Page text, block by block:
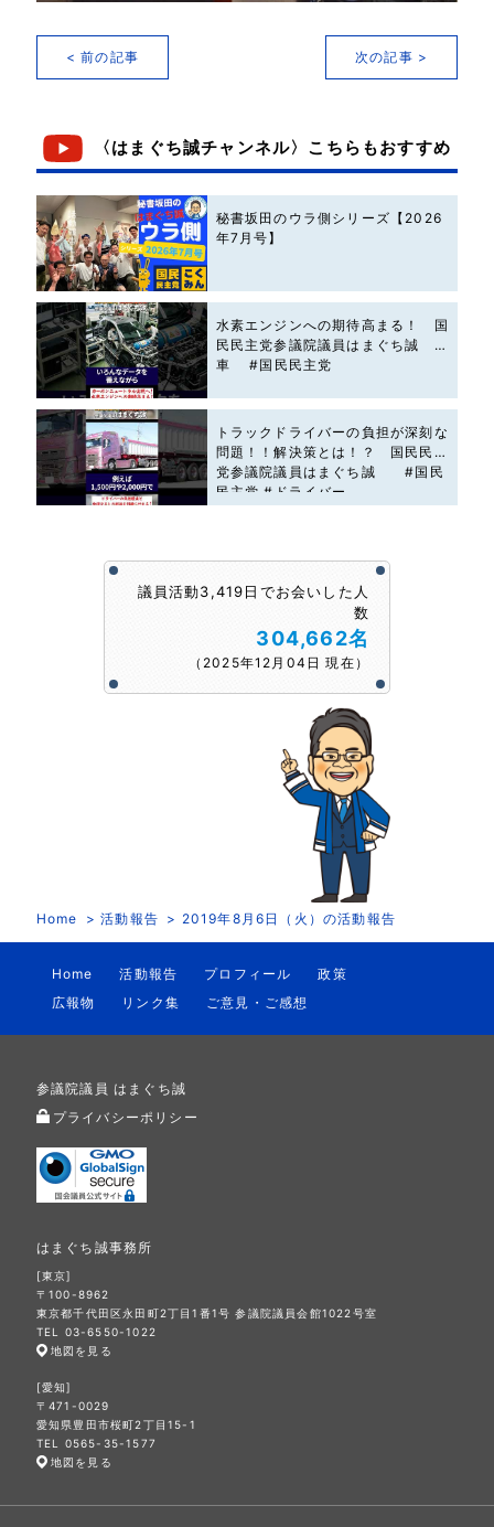
< 前の記事 次の記事 >
〈はまぐち誠チャンネル〉こちらもおすすめ
秘書坂田のウラ側シリーズ【2026
年7月号】
水素エンジンへの期待高まる！ 国
民民主党参議院議員はまぐち誠 #
車 #国民民主党
トラックドライバーの負担が深刻な
問題！！解決策とは！？ 国民民主
党参議院議員はまぐち誠 #国民
民主党 #ドライバー
議員活動3,419日でお会いした人
数
304,662名
（2025年12月04日 現在）
Home 活動報告 2019年8月6日（火）の活動報告
Home 活動報告 プロフィール
政策
広報物
リンク集 ご意見・ご感想
参議院議員 はまぐち誠
プライバシーポリシー
はまぐち誠事務所
[東京]
〒100-8962
東京都千代田区永田町2丁目1番1号 参議院議員会館1022号室
TEL 03-6550-1022
地図を見る
[愛知]
〒471-0029
愛知県豊田市桜町2丁目15-1
TEL 0565-35-1577
地図を見る